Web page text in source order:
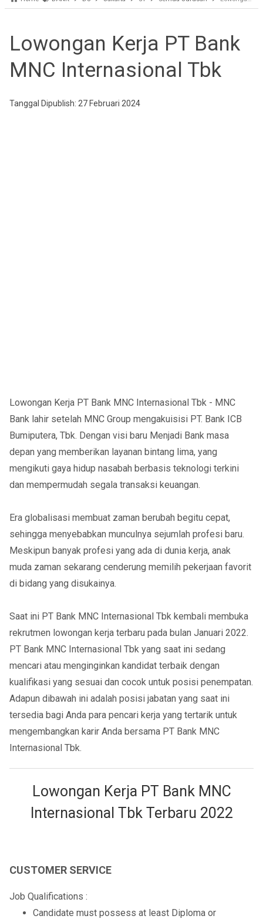
Lowongan Kerja PT Bank
MNC Internasional Tbk
Tanggal Dipublish: 27 Februari 2024
Lowongan Kerja PT Bank MNC Internasional Tbk - MNC
Bank lahir setelah MNC Group mengakuisisi PT. Bank ICB
Bumiputera, Tbk. Dengan visi baru Menjadi Bank masa
depan yang memberikan layanan bintang lima, yang
mengikuti gaya hidup nasabah berbasis teknologi terkini
dan mempermudah segala transaksi keuangan.
Era globalisasi membuat zaman berubah begitu cepat,
sehingga menyebabkan munculnya sejumlah profesi baru.
Meskipun banyak profesi yang ada di dunia kerja, anak
muda zaman sekarang cenderung memilih pekerjaan favorit
di bidang yang disukainya.
Saat ini PT Bank MNC Internasional Tbk kembali membuka
rekrutmen lowongan kerja terbaru pada bulan Januari 2022.
PT Bank MNC Internasional Tbk yang saat ini sedang
mencari atau menginginkan kandidat terbaik dengan
kualifikasi yang sesuai dan cocok untuk posisi penempatan.
Adapun dibawah ini adalah posisi jabatan yang saat ini
tersedia bagi Anda para pencari kerja yang tertarik untuk
mengembangkan karir Anda bersama PT Bank MNC
Internasional Tbk.
Lowongan Kerja PT Bank MNC
Internasional Tbk Terbaru 2022
CUSTOMER SERVICE
Job Qualifications :
Candidate must possess at least Diploma or